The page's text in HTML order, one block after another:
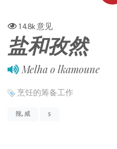
14.8k意见
盐和孜然
Melha o lkamoune
烹饪的筹备工作
辣, 咸 $